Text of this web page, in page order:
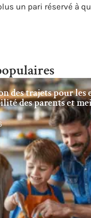
un pari réservé à
des trajets pour les
des parents et